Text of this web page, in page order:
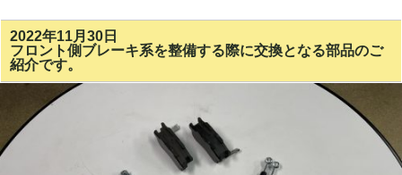
2022年11月30日
フロント側ブレーキ系を整備する際に交換となる部品のご
紹介です。